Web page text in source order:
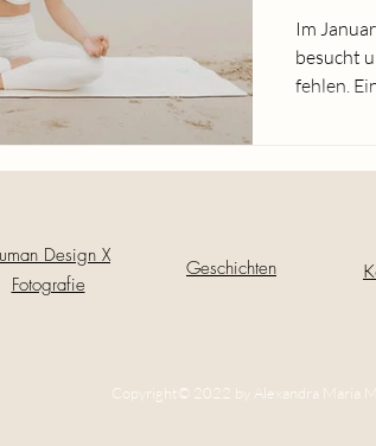
Im
besucht
fehlen.
Design X
Fotografie
Geschichten
Copyright© 2022 by Alexandra Maria